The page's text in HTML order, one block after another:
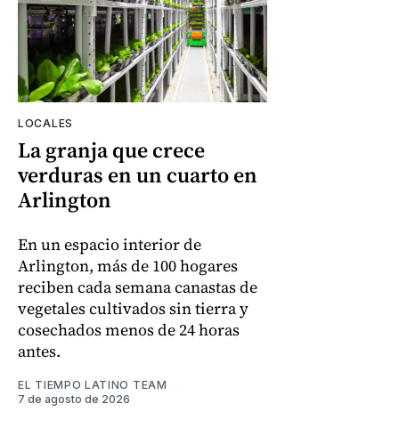
LOCALES
La granja que crece
verduras en un cuarto en
Arlington
En un espacio interior de
Arlington, más de 100 hogares
reciben cada semana canastas de
vegetales cultivados sin tierra y
cosechados menos de 24 horas
antes.
EL TIEMPO LATINO TEAM
7 de agosto de 2026